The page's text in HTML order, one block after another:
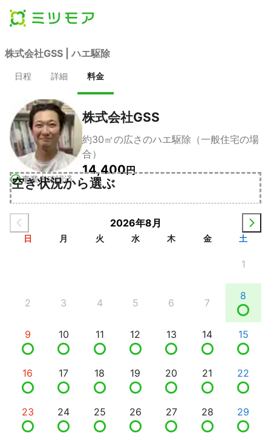
株式会社GSS | ハエ駆除
日程 詳細 料金
事業者確認済
株式会社GSS
約30㎡の広さのハエ駆除（一般住宅の場
合）
14,400円
空き状況から選ぶ
2026年8月
日 月 火 水 木 金 土
1
2 3 4 5 6 7
8
9 10 11 12 13 14 15
16 17 18 19 20 21 22
23 24 25 26 27 28 29